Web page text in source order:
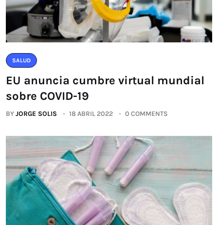
SALUD
EU anuncia cumbre virtual mundial
sobre COVID-19
BYJORGE SOLIS 18 ABRIL 2022 0 COMMENTS